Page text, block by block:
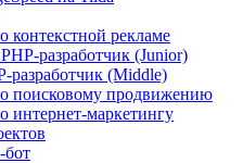
контекстной рекламе
разработчик (Junior)
(Middle)
поисковому продвижению
интернет-маркетингу
бот